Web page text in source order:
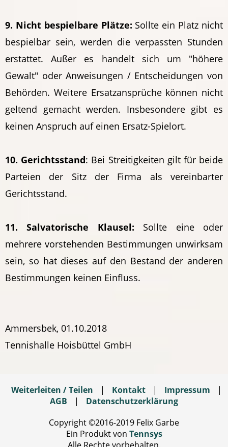
9. Nicht bespielbare Plätze: Sollte ein Platz nicht
bespielbar sein, werden die verpassten Stunden
erstattet. Außer es handelt sich um "höhere
Gewalt" oder Anweisungen / Entscheidungen von
Behörden. Weitere Ersatzansprüche können nicht
geltend gemacht werden. Insbesondere gibt es
keinen Anspruch auf einen Ersatz-Spielort.
10. Gerichtsstand: Bei Streitigkeiten gilt für beide
Parteien der Sitz der Firma als vereinbarter
Gerichtsstand.
11. Salvatorische Klausel: Sollte eine oder
mehrere vorstehenden Bestimmungen unwirksam
sein, so hat dieses auf den Bestand der anderen
Bestimmungen keinen Einfluss.
Ammersbek, 01.10.2018
Tennishalle Hoisbüttel GmbH
Weiterleiten / Teilen | Kontakt | Impressum
|
AGB
|
Datenschutzerklärung
Copyright ©2016-2019 Felix Garbe
Ein Produkt von Tennsys